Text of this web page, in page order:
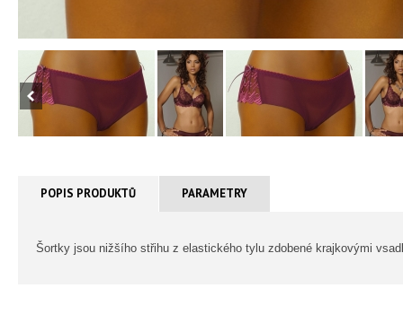
POPIS PRODUKTŮ PARAMETRY
Šortky jsou nižšího střihu z elastického tylu zdobené krajkovými